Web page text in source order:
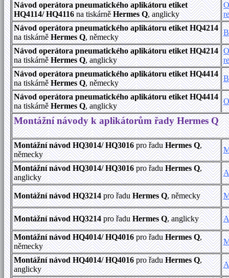
Návod operátora pneumatického aplikátoru etiket
HQ4114/ HQ4116na tiskárněHermes Q, anglicky
Návod operátora pneumatického aplikátoru etiket HQ4214
na tiskárněHermes Q, německy
Návod operátora pneumatického aplikátoru etiket HQ4214
na tiskárněHermes Q, anglicky
Návod operátora pneumatického aplikátoru etiket HQ4414
na tiskárněHermes Q, německy
Návod operátora pneumatického aplikátoru etiket HQ4414
na tiskárněHermes Q, anglicky
Montážní návody k aplikátorům řady Hermes Q
Montážní návod HQ3014/ HQ3016pro řaduHermes Q,
německy
Montážní návod HQ3014/ HQ3016pro řaduHermes Q,
anglicky
Montážní návod HQ3214pro řaduHermes Q, německy
Montážní návod HQ3214pro řaduHermes Q, anglicky
Montážní návod HQ4014/ HQ4016pro řaduHermes Q,
německy
Montážní návod HQ4014/ HQ4016pro řaduHermes Q,
anglicky